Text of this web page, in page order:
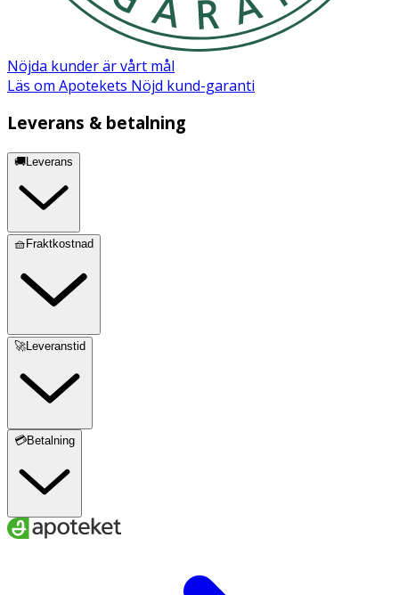
Nöjda kunder är vårt mål
Läs om Apotekets Nöjd kund-garanti
Leverans & betalning
🚚Leverans
🧺Fraktkostnad
🚀Leveranstid
💳Betalning